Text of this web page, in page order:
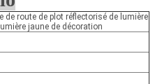
de route de plot réflectorisé de lumière
jaune de décoration